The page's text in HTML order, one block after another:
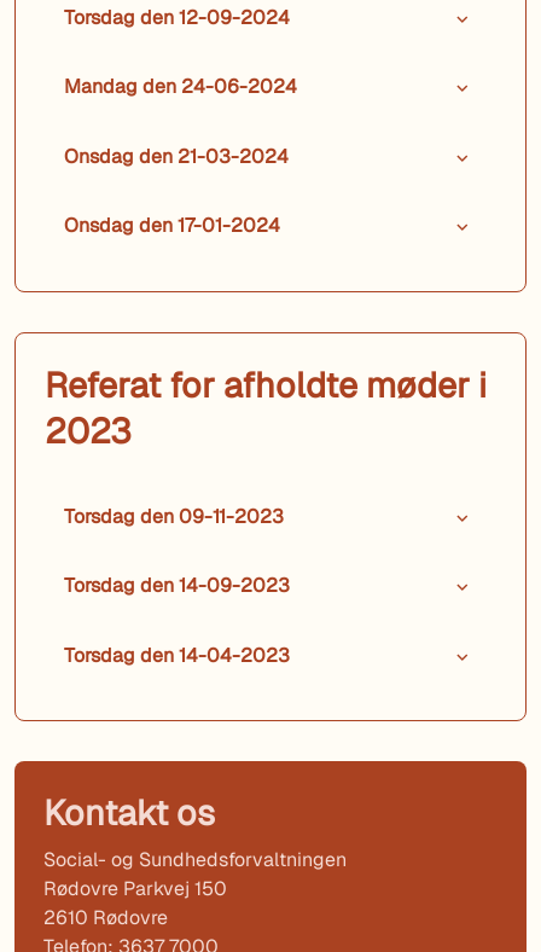
Torsdag den 12-09-2024
Mandag den 24-06-2024
Onsdag den 21-03-2024
Onsdag den 17-01-2024
Referat for afholdte møder i
2023
Torsdag den 09-11-2023
Torsdag den 14-09-2023
Torsdag den 14-04-2023
Kontakt os
Social- og Sundhedsforvaltningen
Rødovre Parkvej 150
2610 Rødovre
Telefon: 3637 7000